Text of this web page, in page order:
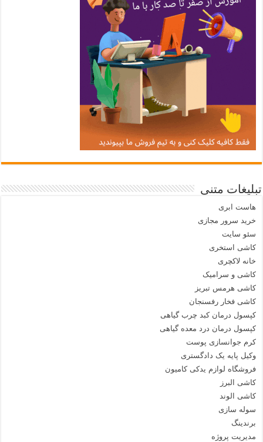
تبلیغات متنی
هاست ابری
خرید سرور مجازی
سئو سایت
کاشی استخری
خانه لاکچری
کاشی و سرامیک
کاشی هرمس تبریز
کاشی فخار رفسنجان
کپسول درمان کبد چرب گیاهی
کپسول درمان درد معده گیاهی
کرم جوانسازی پوست
وکیل پایه یک دادگستری
فروشگاه لوازم یدکی کامیون
کاشی البرز
کاشی الوند
سوله سازی
برندینگ
مدیریت پروژه